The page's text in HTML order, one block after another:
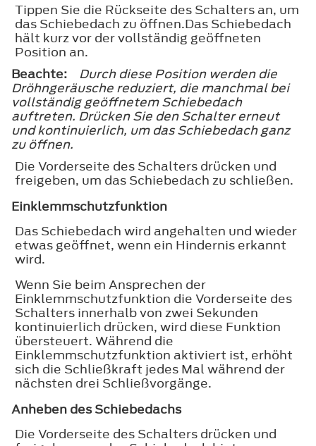
Tippen Sie die Rückseite des Schalters an, um
das Schiebedach zu öffnen.Das Schiebedach
hält kurz vor der vollständig geöffneten
Position an.
Beachte:
Durch diese Position werden die
Dröhngeräusche reduziert, die manchmal bei
vollständig geöffnetem Schiebedach
auftreten. Drücken Sie den Schalter erneut
und kontinuierlich, um das Schiebedach ganz
zu öffnen.
Die Vorderseite des Schalters drücken und
freigeben, um das Schiebedach zu schließen.
Einklemmschutzfunktion
Das Schiebedach wird angehalten und wieder
etwas geöffnet, wenn ein Hindernis erkannt
wird.
Wenn Sie beim Ansprechen der
Einklemmschutzfunktion die Vorderseite des
Schalters innerhalb von zwei Sekunden
kontinuierlich drücken, wird diese Funktion
übersteuert. Während die
Einklemmschutzfunktion aktiviert ist, erhöht
sich die Schließkraft jedes Mal während der
nächsten drei Schließvorgänge.
Anheben des Schiebedachs
Die Vorderseite des Schalters drücken und